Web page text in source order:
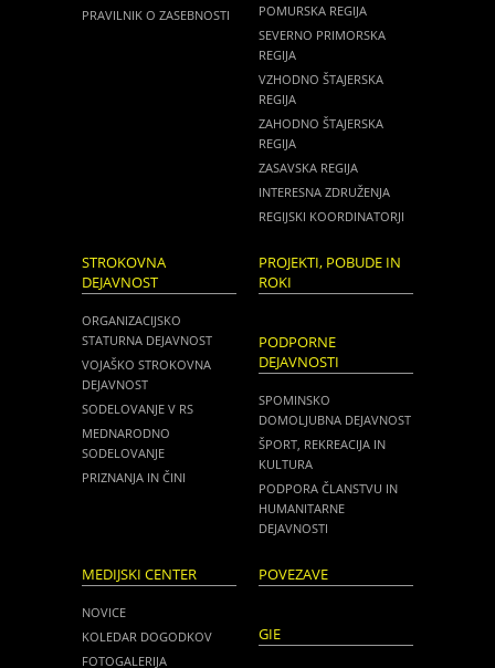
PRAVILNIK O ZASEBNOSTI
POMURSKA REGIJA
SEVERNO PRIMORSKA
REGIJA
VZHODNO ŠTAJERSKA
REGIJA
ZAHODNO ŠTAJERSKA
REGIJA
ZASAVSKA REGIJA
INTERESNA ZDRUŽENJA
REGIJSKI KOORDINATORJI
STROKOVNA
DEJAVNOST
ORGANIZACIJSKO
STATURNA DEJAVNOST
VOJAŠKO STROKOVNA
DEJAVNOST
SODELOVANJE V RS
MEDNARODNO
SODELOVANJE
PRIZNANJA IN ČINI
PROJEKTI, POBUDE IN
ROKI
PODPORNE
DEJAVNOSTI
SPOMINSKO
DOMOLJUBNA DEJAVNOST
ŠPORT, REKREACIJA IN
KULTURA
PODPORA ČLANSTVU IN
HUMANITARNE
DEJAVNOSTI
MEDIJSKI CENTER
NOVICE
KOLEDAR DOGODKOV
FOTOGALERIJA
POVEZAVE
GIE